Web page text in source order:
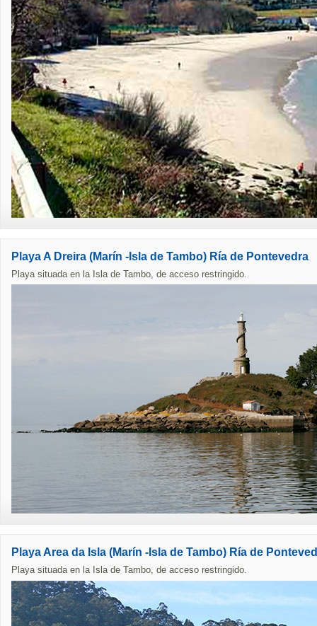
Playa A Dreira (Marín -Isla de Tambo) Ría de Pontevedra
Playa situada en la Isla de Tambo, de acceso restringido.
Playa Area da Isla (Marín -Isla de Tambo) Ría de
Playa situada en la Isla de Tambo, de acceso restringido.